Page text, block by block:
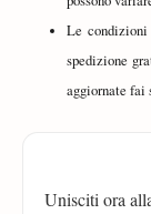
Le
spedizione
aggiornate fai
Unisciti ora